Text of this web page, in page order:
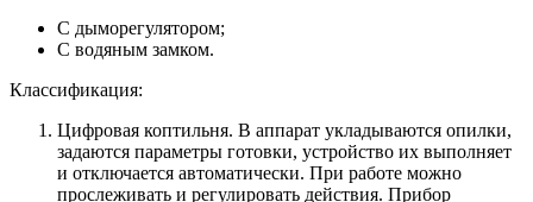
С дыморегулятором;
С водяным замком.
Классификация:
Цифровая коптильня. В аппарат укладываются опилки,
задаются параметры готовки, устройство их выполняет
и отключается автоматически. При работе можно
прослеживать и регулировать действия. Прибор